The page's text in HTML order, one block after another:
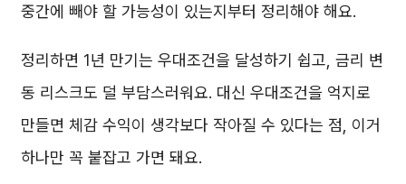
중간에 빼야 할 가능성이 있는지부터 정리해야 해요.
정리하면 1년 만기는 우대조건을 달성하기 쉽고, 금리 변
동 리스크도 덜 부담스러워요. 대신 우대조건을 억지로
만들면 체감 수익이 생각보다 작아질 수 있다는 점, 이거
하나만 꼭 붙잡고 가면 돼요.